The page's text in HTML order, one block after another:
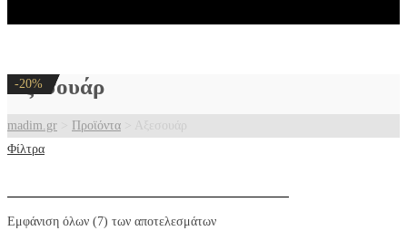
Αξεσουάρ
madim.gr Προϊόντα
Αξεσουάρ
Φίλτρα
Εμφάνιση όλων (7) των αποτελεσμάτων
-20%
-20%